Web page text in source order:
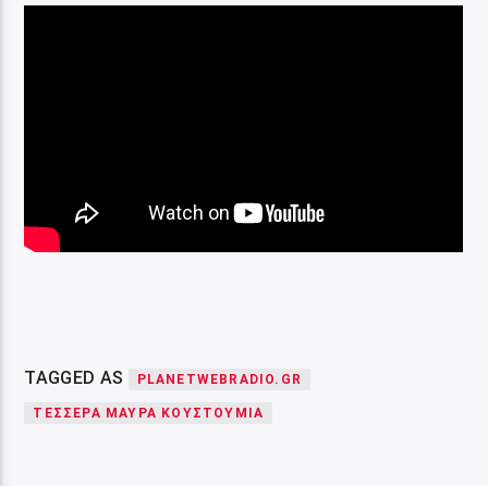
TAGGED AS PLANETWEBRADIO.GR
ΤΈΣΣΕΡΑ ΜΑΎΡΑ ΚΟΥΣΤΟΎΜΙΑ